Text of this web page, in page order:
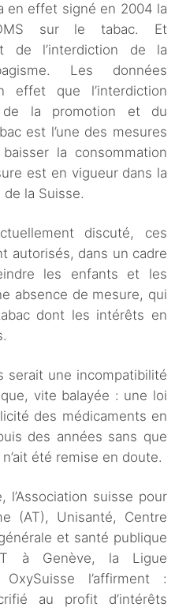
en effet signé en 2004 la
sur le tabac. Et
de l’interdiction de la
Les données
effet que l’interdiction
la promotion et du
est l’une des mesures
la consommation
est en vigueur dans la
la Suisse.
discuté, ces
autorisés, dans un cadre
les enfants et les
absence de mesure, qui
dont les intérêts en
serait une incompatibilité
vite balayée : une loi
des médicaments en
des années sans que
été remise en doute.
suisse pour
(AT), Unisanté, Centre
et santé publique
à Genève, la Ligue
l’affirment :
au profit d’intérêts